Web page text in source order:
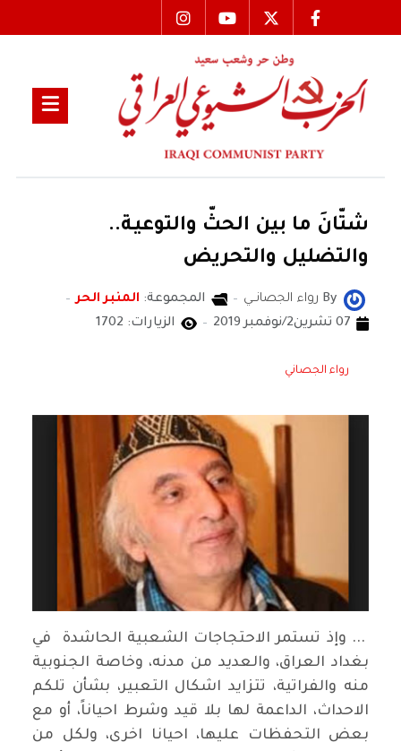
شتّانَ ما بين الحثّ والتوعيـة..
والتضليل والتحريض
By رواء الجصانــي المجموعة: المنبر الحر
07 تشرين2/نوفمبر 2019
الزيارات: 1702
رواء الجصاني
... وإذ تستمر الاحتجاجات الشعبية الحاشدة في
بغداد العراق، والعديد من مدنه، وخاصة الجنوبية
منه والفراتية، تتزايد اشكال التعبير، بشأن تلكم
الاحداث، الداعمة لها بلا قيد وشرط احياناً، أو مع
بعض التحفظات عليها، احيانا اخرى، ولكل من